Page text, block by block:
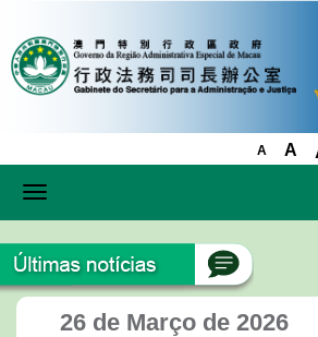
A A
Toggle
navigation
26 de Março de 2026